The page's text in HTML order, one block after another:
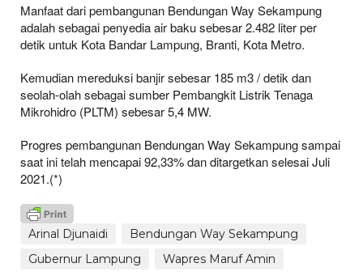
Manfaat dari pembangunan Bendungan Way Sekampung
adalah sebagai penyedia air baku sebesar 2.482 liter per
detik untuk Kota Bandar Lampung, Branti, Kota Metro.
Kemudian mereduksi banjir sebesar 185 m3 / detik dan
seolah-olah sebagai sumber Pembangkit Listrik Tenaga
Mikrohidro (PLTM) sebesar 5,4 MW.
Progres pembangunan Bendungan Way Sekampung sampai
saat ini telah mencapai 92,33% dan ditargetkan selesai Juli
2021.(*)
Arinal Djunaidi
Bendungan Way Sekampung
Gubernur Lampung
Wapres Maruf Amin